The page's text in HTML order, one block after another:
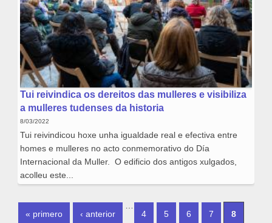
Tui reivindica os dereitos das mulleres e visibiliza
a mulleres tudenses da historia
8/03/2022
Tui reivindicou hoxe unha igualdade real e efectiva entre
homes e mulleres no acto conmemorativo do Día
Internacional da Muller. O edificio dos antigos xulgados,
acolleu este...
PÁXINAS
« primero ‹ anterior
4
5 6 7 8